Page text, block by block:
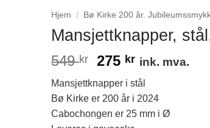
Hjem / Bø Kirke 200 år.
Mansjettknapper,
549kr
Opprinnelig
var:
549 kr.
275 krNåværende
pris
er:
275 kr.
ink. mva.
Mansjettknapper i stål
Bø Kirke er 200 år i 2024
Cabochongen er 25 mm i Ø